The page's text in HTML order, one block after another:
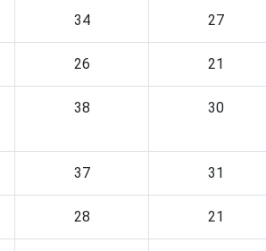
34 27
26 21
38 30
37 31
28 21